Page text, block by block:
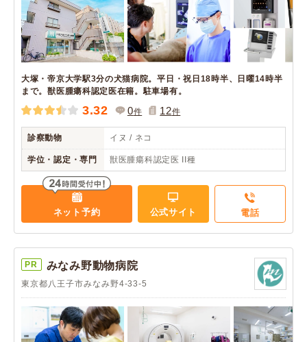
大塚・帝京大学駅3分の犬猫病院。平日・祝日18時半、日曜14時半
まで。獣医腫瘍科認定医在籍。駐車場有。
3.32 0件 12件
診察動物 イヌ / ネコ
学位・認定・専門 獣医腫瘍科認定医 II種
ネット予約 公式サイト 電話
PR みなみ野動物病院
東京都八王子市みなみ野4-33-5